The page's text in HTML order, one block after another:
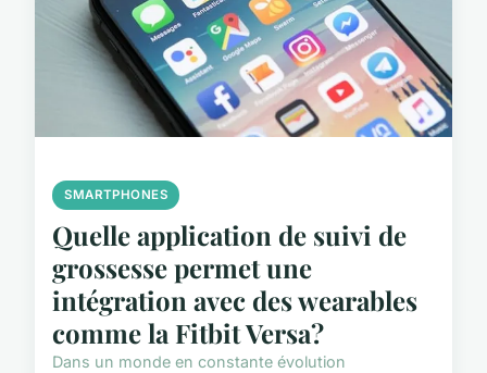
SMARTPHONES
Quelle application de suivi de
grossesse permet une
intégration avec des wearables
comme la Fitbit Versa?
Dans un monde en constante évolution